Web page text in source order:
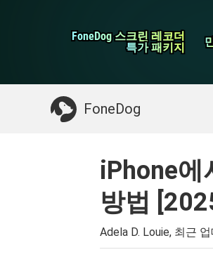
FoneDog 스크린 레코더
FoneDog 스크린 레코더
특가 패키지
특가 패키지
FoneDog
iPhone 클리너
필요한 것 : Mac 정리
iPhone에
방법
Adela D. Louie, 최근